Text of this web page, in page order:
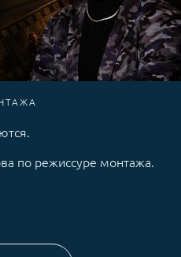
по режиссуре монтажа.